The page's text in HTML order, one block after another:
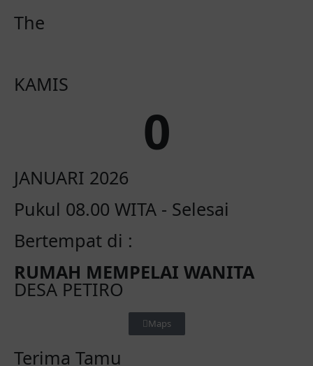
The
KAMIS
0
JANUARI 2026
Pukul 08.00 WITA - Selesai
Bertempat di :
RUMAH MEMPELAI WANITA
DESA PETIRO
Maps
Terima Tamu